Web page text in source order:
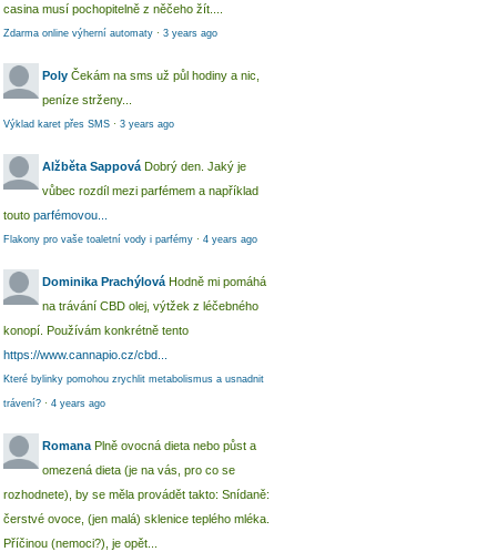
casina musí pochopitelně z něčeho žít....
Zdarma online výherní automaty · 3 years ago
Poly Čekám na sms už půl hodiny a nic,
peníze strženy...
Výklad karet přes SMS · 3 years ago
Alžběta Sappová Dobrý den. Jaký je
vůbec rozdíl mezi parfémem a například
touto parfémovou...
Flakony pro vaše toaletní vody i parfémy · 4 years ago
Dominika Prachýlová Hodně mi pomáhá
na trávání CBD olej, výtžek z léčebného
konopí. Používám konkrétně tento
https://www.cannapio.cz/cbd...
Které bylinky pomohou zrychlit metabolismus a usnadnit
trávení? · 4 years ago
Romana Plně ovocná dieta nebo půst a
omezená dieta (je na vás, pro co se
rozhodnete), by se měla provádět takto: Snídaně:
čerstvé ovoce, (jen malá) sklenice teplého mléka.
Příčinou (nemoci?), je opět...